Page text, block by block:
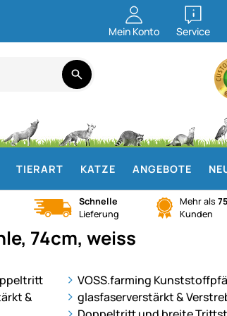
Mein Konto Service
öffnen
TIERART KATZE ANGEBOTE
Schnelle
Lieferung
Mehr als
Kunden
74cm, weiss
VOSS.farming
glasfaserverstärkt &